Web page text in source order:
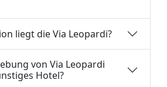
liegt die Via Leopardi?
von Via Leopardi
Hotel?